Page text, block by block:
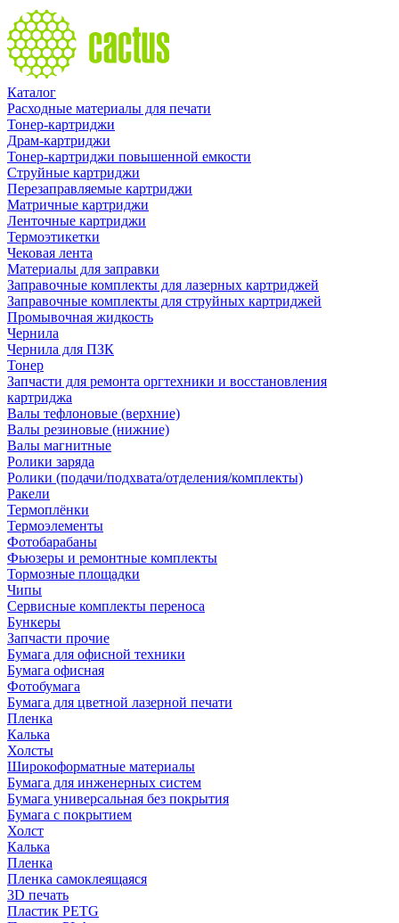
Каталог
Расходные материалы для печати
Тонер-картриджи
Драм-картриджи
Тонер-картриджи повышенной емкости
Струйные картриджи
Перезаправляемые картриджи
Матричные картриджи
Ленточные картриджи
Термоэтикетки
Чековая лента
Материалы для заправки
Заправочные комплекты для лазерных картриджей
Заправочные комплекты для струйных картриджей
Промывочная жидкость
Чернила
Чернила для ПЗК
Тонер
Запчасти для ремонта оргтехники и восстановления
картриджа
Валы тефлоновые (верхние)
Валы резиновые (нижние)
Валы магнитные
Ролики заряда
Ролики (подачи/подхвата/отделения/комплекты)
Ракели
Термоплёнки
Термоэлементы
Фотобарабаны
Фьюзеры и ремонтные комплекты
Тормозные площадки
Чипы
Сервисные комплекты переноса
Бункеры
Запчасти прочие
Бумага для офисной техники
Бумага офисная
Фотобумага
Бумага для цветной лазерной печати
Пленка
Калька
Холсты
Широкоформатные материалы
Бумага для инженерных систем
Бумага универсальная без покрытия
Бумага с покрытием
Холст
Калька
Пленка
Пленка самоклеящаяся
3D печать
Пластик PETG